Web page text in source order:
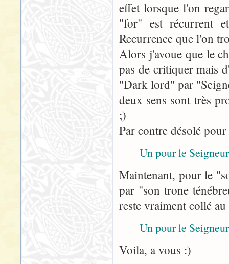
effet lorsque l'on
"for" est récurrent
Recurrence que l'on
Alors j'avoue que le
pas de critiquer mais
"Dark lord" par
deux sens sont très
;)
Par contre désolé
Un pour le
Maintenant, pour le
par "son trone
reste vraiment collé
Un pour le
Voila, a vous :)